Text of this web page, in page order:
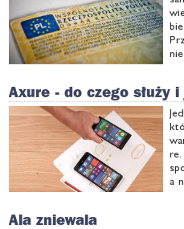
Axure - do czego służy
a
Ala zniewala